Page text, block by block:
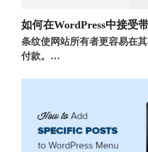
如何在WordPress中接受
条纹使网站所有者更容易在
付款。…